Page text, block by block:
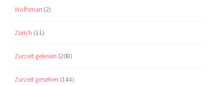
Wolfsman (2)
Zürich (11)
Zurzeit gelesen (208)
Zurzeit gesehen (144)